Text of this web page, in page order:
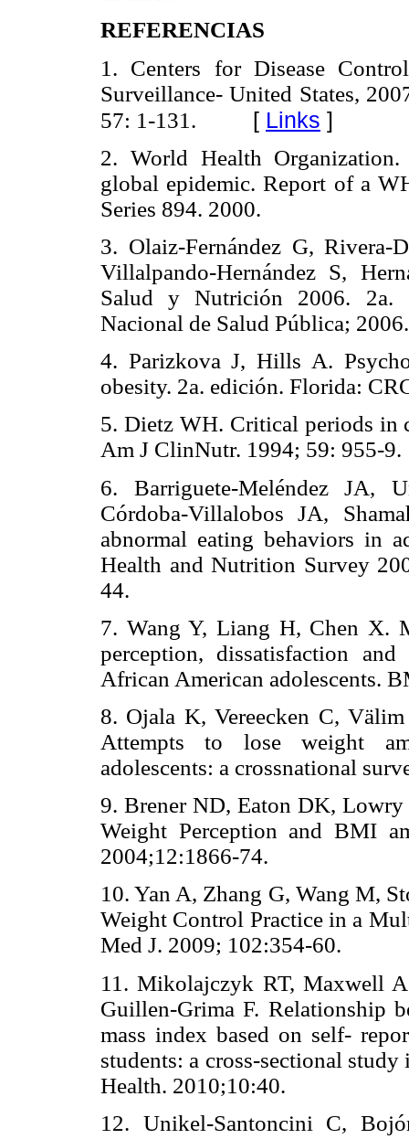
REFERENCIAS
1. Centers for Disease
Surveillance- United States,
57: 1-131.
[ Links ]
2. World Health
global epidemic. Report of a
Series 894. 2000.
3. Olaiz-Fernández G, Rivera-
Villalpando-Hernández S,
Salud y Nutrición 2006. 2a.
Nacional de Salud Pública; 2006.
4. Parizkova J, Hills A.
obesity. 2a. edición. Florida:
5. Dietz WH. Critical periods in
Am J ClinNutr. 1994; 59: 955-9.
6. Barriguete-Meléndez JA,
Córdoba-Villalobos JA,
abnormal eating behaviors in
Health and Nutrition Survey
44.
7. Wang Y, Liang H, Chen X.
perception, dissatisfaction
African American adolescents.
8. Ojala K, Vereecken C,
Attempts to lose weight
adolescents: a crossnational
9. Brener ND, Eaton DK,
Weight Perception and BMI
2004;12:1866-74.
10. Yan A, Zhang G, Wang M,
Weight Control Practice in a
Med J. 2009; 102:354-60.
11. Mikolajczyk RT, Maxwell
Guillen-Grima F. Relationship
mass index based on self-
students: a cross-sectional
Health. 2010;10:40.
12. Unikel-Santoncini C,